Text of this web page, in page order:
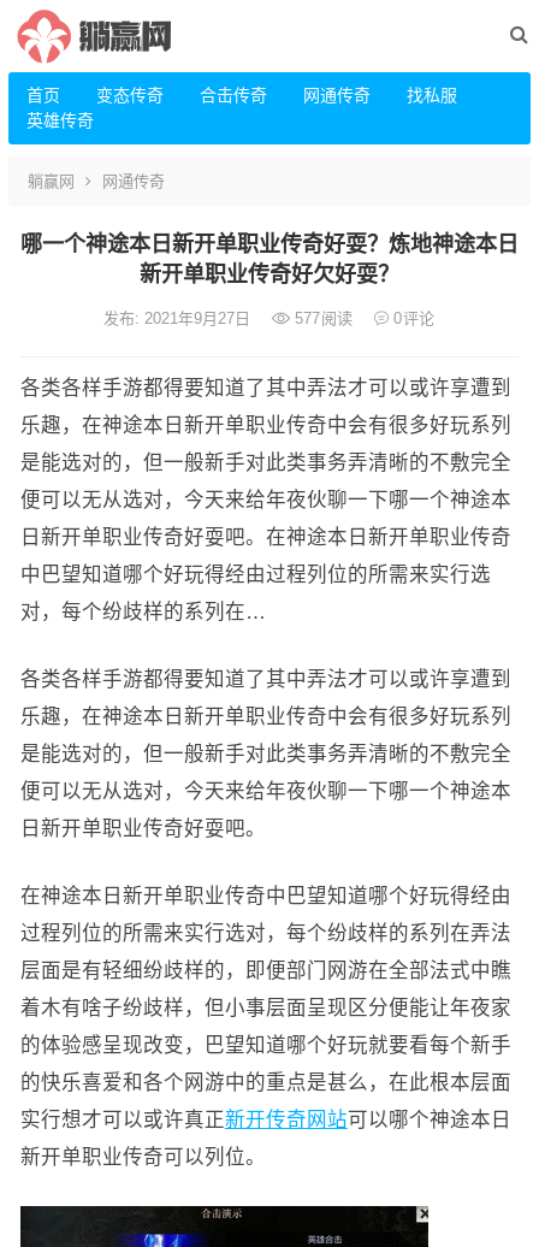
首页 变态传奇 合击传奇 网通传奇
找私服
英雄传奇
躺赢网 网通传奇
哪一个神途本日新开单职业传奇好耍？炼地神途本日
新开单职业传奇好欠好耍？
发布: 2021年9月27日 577阅读 0评论
各类各样手游都得要知道了其中弄法才可以或许享遭到
乐趣，在神途本日新开单职业传奇中会有很多好玩系列
是能选对的，但一般新手对此类事务弄清晰的不敷完全
便可以无从选对，今天来给年夜伙聊一下哪一个神途本
日新开单职业传奇好耍吧。在神途本日新开单职业传奇
中巴望知道哪个好玩得经由过程列位的所需来实行选
对，每个纷歧样的系列在…
各类各样手游都得要知道了其中弄法才可以或许享遭到
乐趣，在神途本日新开单职业传奇中会有很多好玩系列
是能选对的，但一般新手对此类事务弄清晰的不敷完全
便可以无从选对，今天来给年夜伙聊一下哪一个神途本
日新开单职业传奇好耍吧。
在神途本日新开单职业传奇中巴望知道哪个好玩得经由
过程列位的所需来实行选对，每个纷歧样的系列在弄法
层面是有轻细纷歧样的，即便部门网游在全部法式中瞧
着木有啥子纷歧样，但小事层面呈现区分便能让年夜家
的体验感呈现改变，巴望知道哪个好玩就要看每个新手
的快乐喜爱和各个网游中的重点是甚么，在此根本层面
实行想才可以或许真正新开传奇网站可以哪个神途本日
新开单职业传奇可以列位。